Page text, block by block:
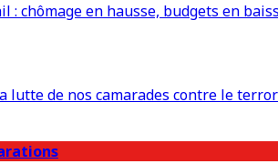
: chômage en hausse, budgets en
lutte de nos camarades contre le